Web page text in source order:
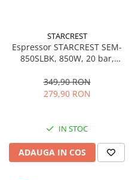
STARCREST
Espressor STARCREST SEM-
850SLBK, 850W, 20 bar,
dispozitiv spumare, filtru
dublu din inox, Negru/Inox
349,90 RON
279,90 RON
IN STOC
ADAUGA IN COS